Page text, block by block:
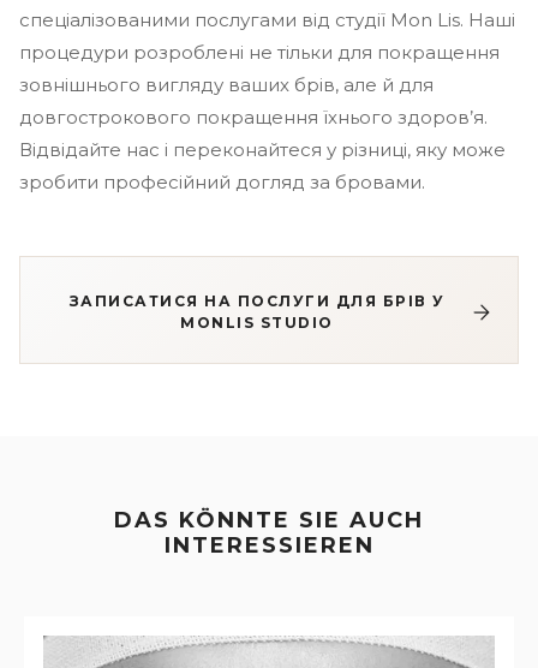
спеціалізованими послугами від студії Mon Lis. Наші
процедури розроблені не тільки для покращення
зовнішнього вигляду ваших брів, але й для
довгострокового покращення їхнього здоров’я.
Відвідайте нас і переконайтеся у різниці, яку може
зробити професійний догляд за бровами.
ЗАПИСАТИСЯ НА ПОСЛУГИ ДЛЯ БРІВ У
MONLIS STUDIO
DAS KÖNNTE SIE AUCH
INTERESSIEREN